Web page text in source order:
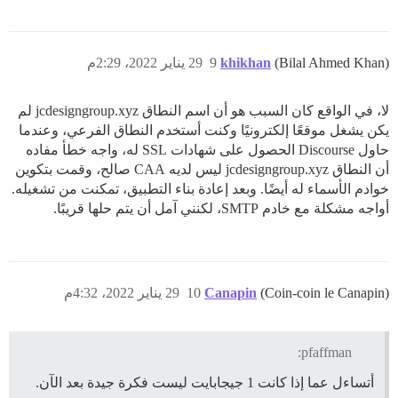
khikhan (Bilal Ahmed Khan) 29 يناير 2022، 2:29م 9
لا، في الواقع كان السبب هو أن اسم النطاق jcdesigngroup.xyz لم
يكن يشغل موقعًا إلكترونيًا وكنت أستخدم النطاق الفرعي، وعندما
حاول Discourse الحصول على شهادات SSL له، واجه خطأ مفاده
أن النطاق jcdesigngroup.xyz ليس لديه CAA صالح، وقمت بتكوين
خوادم الأسماء له أيضًا. وبعد إعادة بناء التطبيق، تمكنت من تشغيله.
أواجه مشكلة مع خادم SMTP، لكنني آمل أن يتم حلها قريبًا.
Canapin (Coin-coin le Canapin) 29 يناير 2022، 4:32م 10
pfaffman:
أتساءل عما إذا كانت 1 جيجابايت ليست فكرة جيدة بعد الآن.